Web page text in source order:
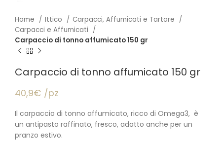
Home Ittico
Carpacci, Affumicati e Tartare
Carpacci e Affumicati
Carpaccio di tonno affumicato 150 gr
Carpaccio di tonno affumicato 150 gr
40,9€ /pz
Il carpaccio di tonno affumicato, ricco di Omega3, è
un antipasto raffinato, fresco, adatto anche per un
pranzo estivo.